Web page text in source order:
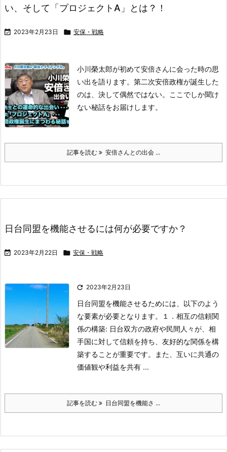
い、そして「プロジェクトA」とは？！
 2023年2月23日  安保・戦略
小川榮太郎が初めて安倍さんに会った時の思
い出を語ります。第二次安倍政権が誕生した
のは、決して偶然ではない。ここでしか聞け
ない秘話をお届けします。
記事を読む 安倍さんとの出会 ...
日台同盟を機能させるには何が必要ですか？
 2023年2月22日  安保・戦略
 2023年2月23日
日台同盟を機能させるためには、以下のよう
な要素が必要となります。
１．相互の信頼関
係の構築: 日台双方の政府や民間人々が、相
手国に対して信頼を持ち、友好的な関係を構
築することが重要です。また、互いに共通の
価値観や利益を共有 ...
記事を読む 日台同盟を機能さ ...